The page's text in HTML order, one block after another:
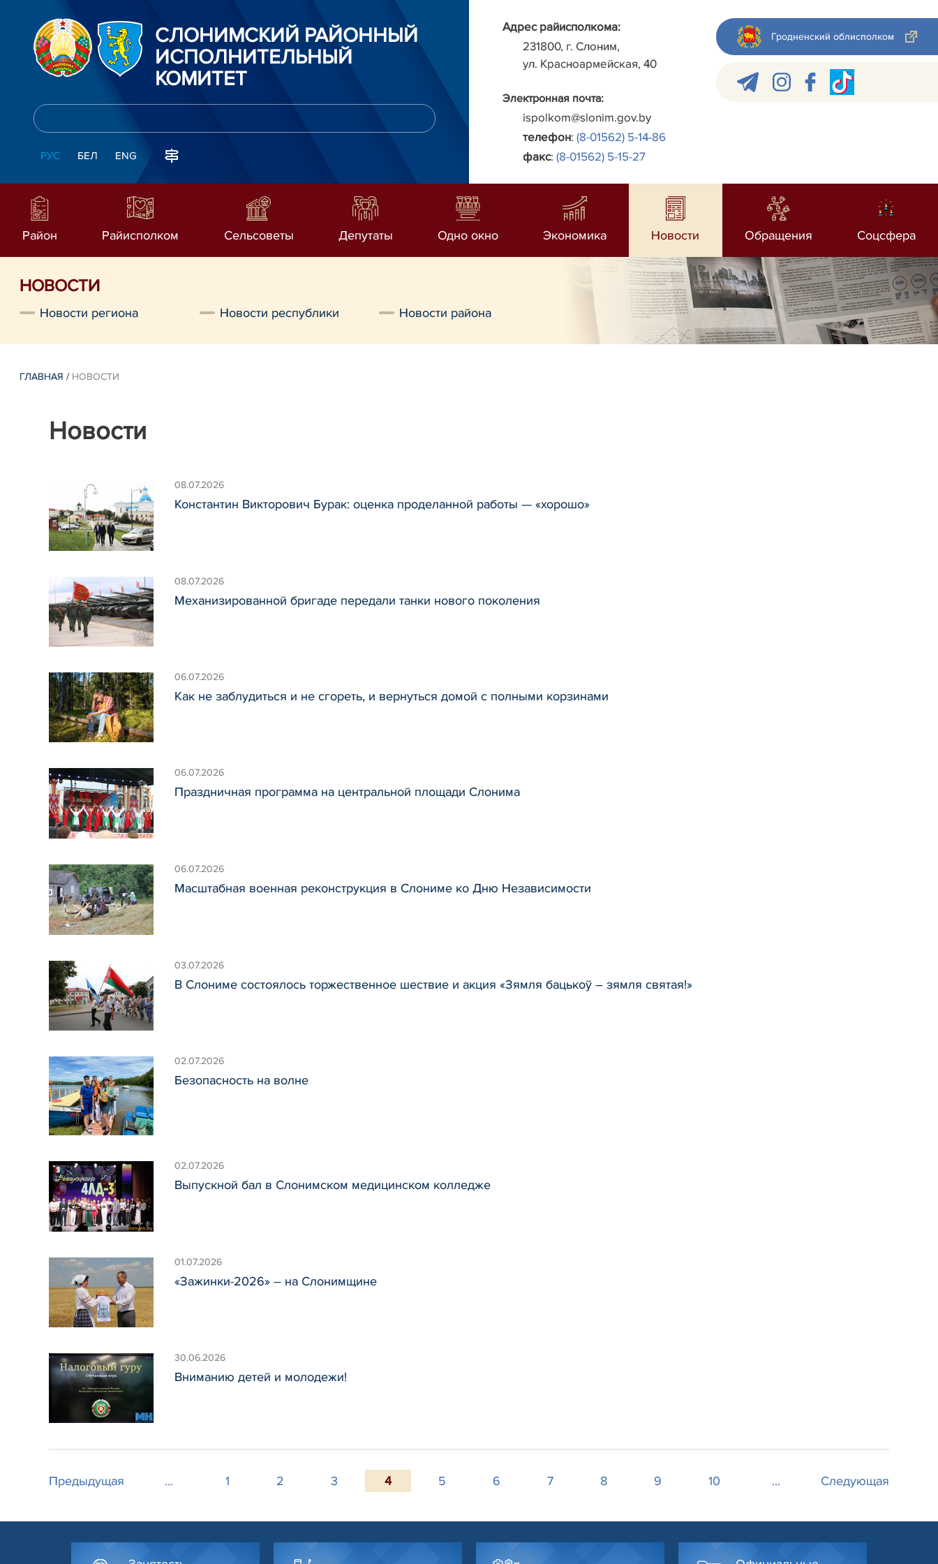
СЛОНИМСКИЙ РАЙОННЫЙ
ИСПОЛНИТЕЛЬНЫЙ
КОМИТЕТ
РУС БЕЛ ENG
Адрес райисполкома:
231800, г. Слоним,
ул. Красноармейская, 40
Электронная почта:
ispolkom@slonim.gov.by
телефон: (8-01562) 5-14-86
факс: (8-01562) 5-15-27
Гродненский облисполком
Район Райисполком Сельсоветы Депутаты Одно окно Экономика Новости Обращения Соцсфера
НОВОСТИ
Новости региона Новости республики Новости района
ГЛАВНАЯ / НОВОСТИ
Новости
08.07.2026
Константин Викторович Бурак: оценка проделанной работы — «хорошо»
08.07.2026
Механизированной бригаде передали танки нового поколения
06.07.2026
Как не заблудиться и не сгореть, и вернуться домой с полными корзинами
06.07.2026
Праздничная программа на центральной площади Слонима
06.07.2026
Масштабная военная реконструкция в Слониме ко Дню Независимости
03.07.2026
В Слониме состоялось торжественное шествие и акция «Зямля бацькоў – зямля святая!»
02.07.2026
Безопасность на волне
02.07.2026
Выпускной бал в Слонимском медицинском колледже
01.07.2026
«Зажинки-2026» – на Слонимщине
30.06.2026
Вниманию детей и молодежи!
Предыдущая ... 1 2 3 4 5 6 7 8 9 10 ... Следующая